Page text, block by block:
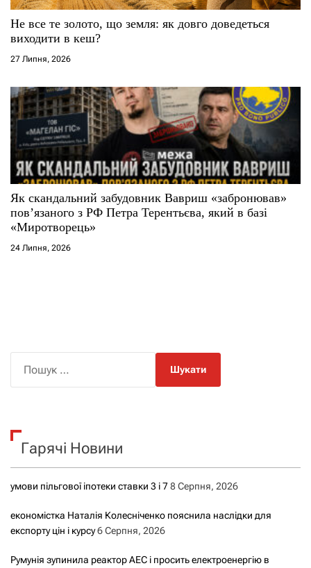
Не все те золото, що земля: як довго доведеться
виходити в кеш?
27 Липня, 2026
Як скандальний забудовник Вавриш «забронював»
повʼязаного з РФ Петра Терентьєва, який в базі
«Миротворець»
24 Липня, 2026
к
Гарячі Новини
умови пільгової іпотеки ставки 3 і 78 Серпня, 2026
економістка Наталія Колесніченко пояснила наслідки для
експорту цін і курсу6 Серпня, 2026
Румунія зупинила реактор АЕС і просить електроенергію в